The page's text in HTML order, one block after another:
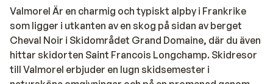
Valmorel Är en charmig och typiskt alpby i Frankrike
som ligger i utkanten av en skog på sidan av berget
Cheval Noir i Skidområdet Grand Domaine, där du även
hittar skidorten Saint Francois Longchamp. Skidresor
till Valmorel erbjuder en lugn skidsemester i